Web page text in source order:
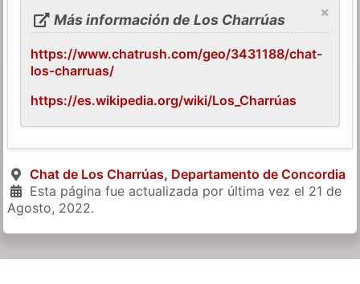
×
Más información de Los Charrúas
https://www.chatrush.com/geo/3431188/chat-
los-charruas/
https://es.wikipedia.org/wiki/Los_Charrúas
Chat de Los Charrúas, Departamento de Concordia
Esta página fue actualizada por última vez el 21 de
Agosto, 2022.